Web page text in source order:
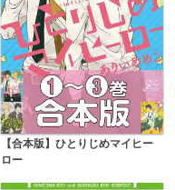
【合本版】ひとりじめマイヒー
ロー